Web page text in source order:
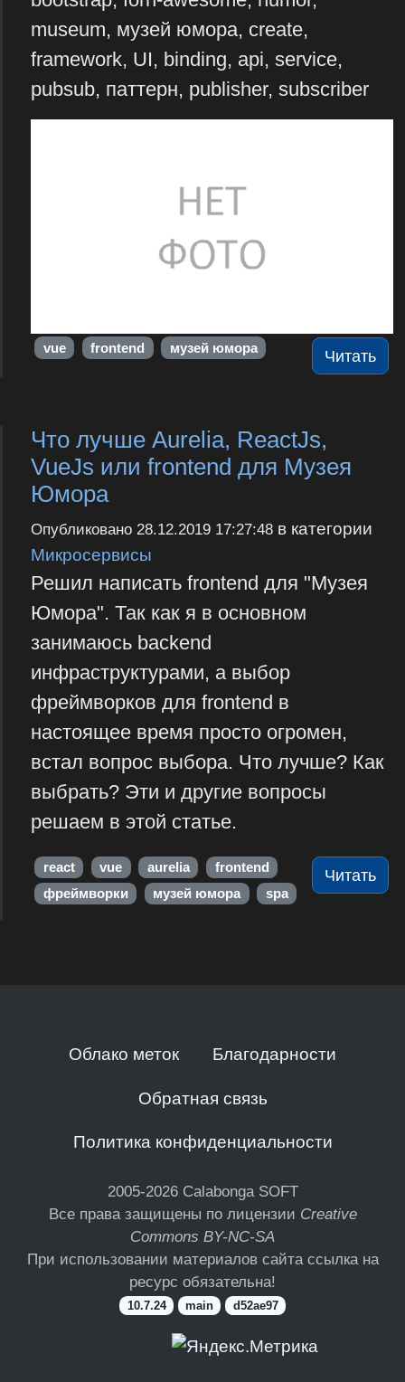
museum, музей юмора, create,
framework, UI, binding, api, service,
pubsub, паттерн, publisher, subscriber
Читать
vue frontend музей юмора
Что лучше Aurelia, ReactJs,
VueJs или frontend для Музея
Юмора
Опубликовано 28.12.2019 17:27:48в категории
Микросервисы
Решил написать frontend для "Музея
Юмора". Так как я в основном
занимаюсь backend
инфраструктурами, а выбор
фреймворков для frontend в
настоящее время просто огромен,
встал вопрос выбора. Что лучше? Как
выбрать? Эти и другие вопросы
решаем в этой статье.
Читать
react vue aurelia
frontend
фреймворки
музей юмора spa
Облако меток Благодарности
Обратная связь
Политика конфиденциальности
2005-2026 Calabonga SOFT
Все права защищены по лицензии Creative
Commons BY-NC-SA
При использовании материалов сайта ссылка на
ресурс обязательна!
10.7.24 main d52ae97